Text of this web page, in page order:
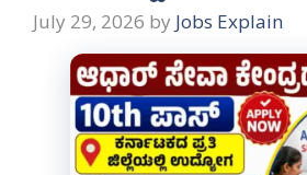
July 29, 2026 by Jobs Explain